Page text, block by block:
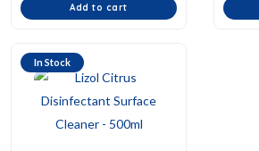
Add to cart
In Stock